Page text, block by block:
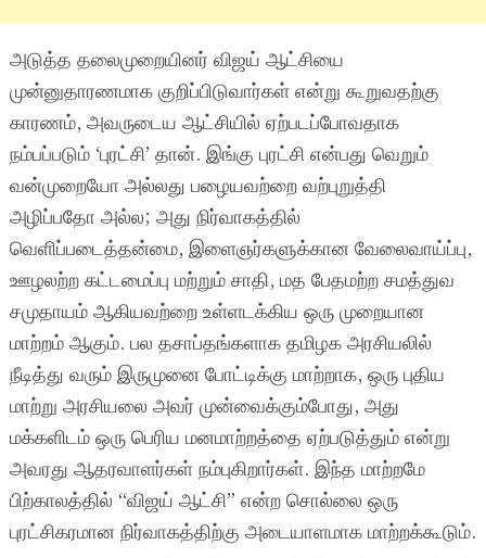
அடுத்த தலைமுறையினர் விஜய் ஆட்சியை
முன்னுதாரணமாக குறிப்பிடுவார்கள் என்று கூறுவதற்கு
காரணம், அவருடைய ஆட்சியில் ஏற்படப்போவதாக
நம்பப்படும் ‘புரட்சி’ தான். இங்கு புரட்சி என்பது வெறும்
வன்முறையோ அல்லது பழையவற்றை வற்புறுத்தி
அழிப்பதோ அல்ல; அது நிர்வாகத்தில்
வெளிப்படைத்தன்மை, இளைஞர்களுக்கான வேலைவாய்ப்பு,
ஊழலற்ற கட்டமைப்பு மற்றும் சாதி, மத பேதமற்ற சமத்துவ
சமுதாயம் ஆகியவற்றை உள்ளடக்கிய ஒரு முறையான
மாற்றம் ஆகும். பல தசாப்தங்களாக தமிழக அரசியலில்
நீடித்து வரும் இருமுனை போட்டிக்கு மாற்றாக, ஒரு புதிய
மாற்று அரசியலை அவர் முன்வைக்கும்போது, அது
மக்களிடம் ஒரு பெரிய மனமாற்றத்தை ஏற்படுத்தும் என்று
அவரது ஆதரவாளர்கள் நம்புகிறார்கள். இந்த மாற்றமே
பிற்காலத்தில் “விஜய் ஆட்சி” என்ற சொல்லை ஒரு
புரட்சிகரமான நிர்வாகத்திற்கு அடையாளமாக மாற்றக்கூடும்.